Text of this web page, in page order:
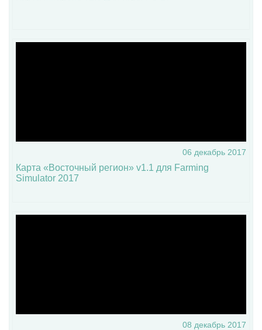
06 декабрь 2017
Карта «Восточный регион» v1.1 для Farming
Simulator 2017
08 декабрь 2017